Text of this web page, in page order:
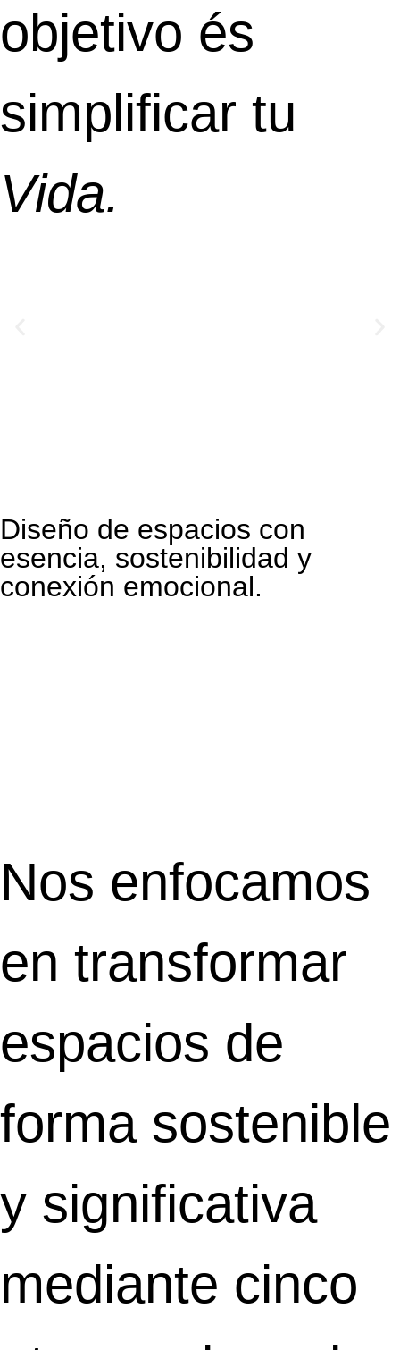
objetivo és
simplificar tu
Vida.
Diseño de espacios con
esencia, sostenibilidad y
conexión emocional.
Nos enfocamos
en transformar
espacios de
forma sostenible
y significativa
mediante cinco